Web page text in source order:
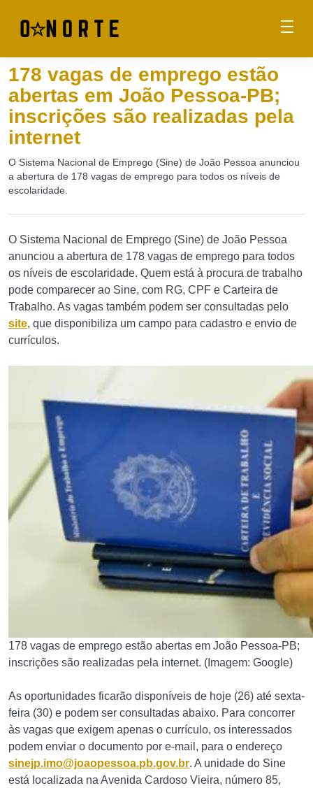
178 vagas de emprego estão
abertas em João Pessoa-PB;
inscrições são realizadas pela
internet
O Sistema Nacional de Emprego (Sine) de João Pessoa anunciou
a abertura de 178 vagas de emprego para todos os níveis de
escolaridade.
O Sistema Nacional de Emprego (Sine) de João Pessoa
anunciou a abertura de 178 vagas de emprego para todos
os níveis de escolaridade. Quem está à procura de trabalho
pode comparecer ao Sine, com RG, CPF e Carteira de
Trabalho. As vagas também podem ser consultadas pelo
site, que disponibiliza um campo para cadastro e envio de
currículos.
178 vagas de emprego estão abertas em João Pessoa-PB;
inscrições são realizadas pela internet. (Imagem: Google)
As oportunidades ficarão disponíveis de hoje (26) até sexta-
feira (30) e podem ser consultadas abaixo. Para concorrer
às vagas que exigem apenas o currículo, os interessados
podem enviar o documento por e-mail, para o endereço
sinejp.imo@joaopessoa.pb.gov.br. A unidade do Sine
está localizada na Avenida Cardoso Vieira, número 85,